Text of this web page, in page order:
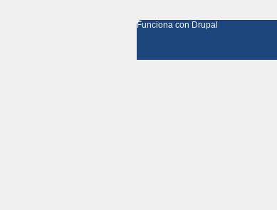
Funciona con Drupal